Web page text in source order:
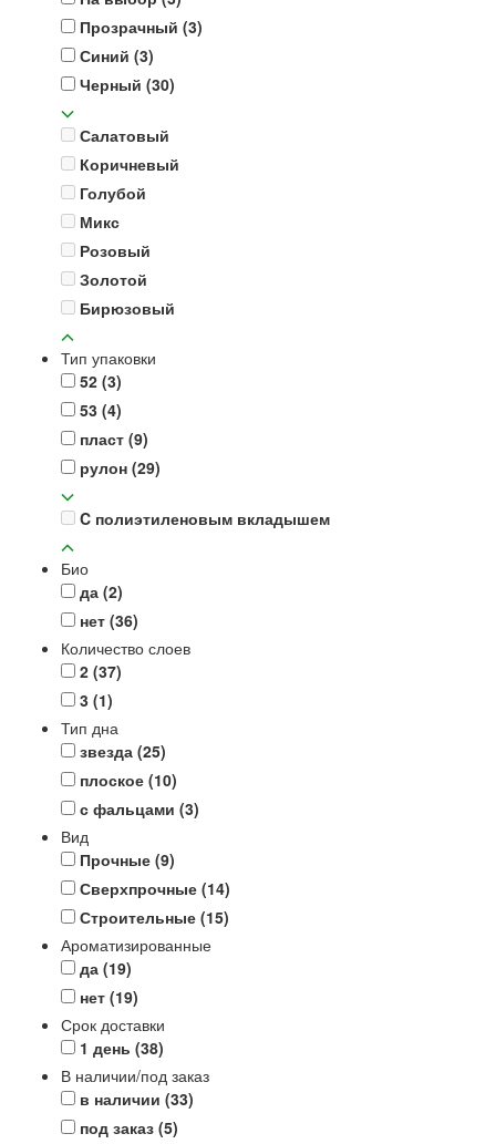
Прозрачный (3)
Синий (3)
Черный (30)
Салатовый
Коричневый
Голубой
Микс
Розовый
Золотой
Бирюзовый
Тип упаковки
52 (3)
53 (4)
пласт (9)
рулон (29)
C полиэтиленовым вкладышем
Био
да (2)
нет (36)
Количество слоев
2 (37)
3 (1)
Тип дна
звезда (25)
плоское (10)
с фальцами (3)
Вид
Прочные (9)
Сверхпрочные (14)
Строительные (15)
Ароматизированные
да (19)
нет (19)
Срок доставки
1 день (38)
В наличии/под заказ
в наличии (33)
под заказ (5)